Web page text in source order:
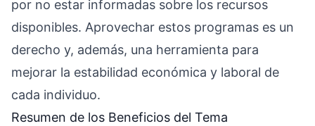
por no estar informadas sobre los recursos
disponibles. Aprovechar estos programas es un
derecho y, además, una herramienta para
mejorar la estabilidad económica y laboral de
cada individuo.
Resumen de los Beneficios del Tema